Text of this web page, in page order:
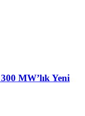
MW’lık Yeni